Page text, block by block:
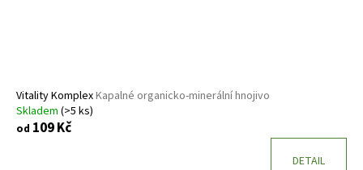
Vitality KomplexKapalné organicko-minerální hnojivo
Skladem (>5 ks)
od 109 Kč
DETAIL